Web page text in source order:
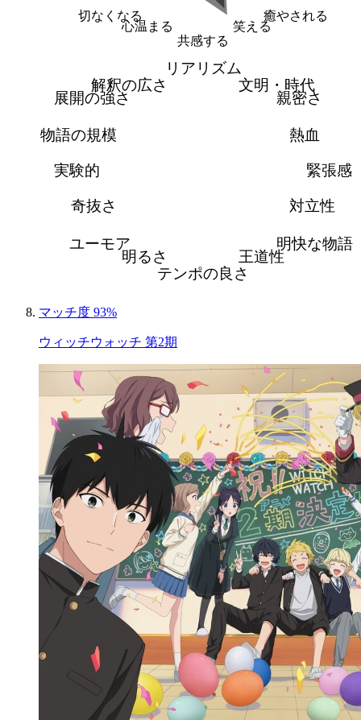
癒やされる
笑える
共感する
心温まる
切なくなる
リアリズム
文明・時代
親密さ
熱血
緊張感
対立性
明快な物語
王道性
テンポの良さ
明るさ
ユーモア
奇抜さ
実験的
物語の規模
展開の強さ
解釈の広さ
マッチ度 93%
ウィッチウォッチ 第2期